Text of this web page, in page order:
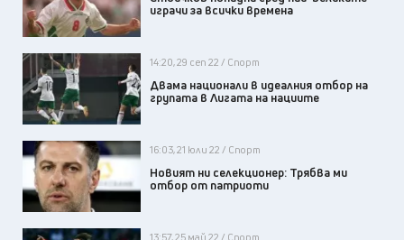
играчи за всички времена
14:20, 29 сеп 22 / Спорт
Двама национали в идеалния отбор на
групата в Лигата на нациите
16:03, 21 юли 22 / Спорт
Новият ни селекционер: Трябва ми
отбор от патриоти
13:57, 25 май 22 / Спорт